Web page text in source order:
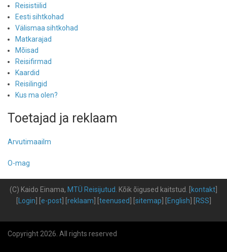
Reisistiilid
Eesti sihtkohad
Välismaa sihtkohad
Matkarajad
Mõisad
Reisifirmad
Kaardid
Reisilingid
Kus ma olen?
Toetajad ja reklaam
Arvutimaailm
O-mag
(C) Kaido Einama, MTÜ Reisijutud Kõik õigused kaitstud kontakt
Login e-post] [ reklaam teenused sitemap English RSS
Copyright 2026. All rights reserved